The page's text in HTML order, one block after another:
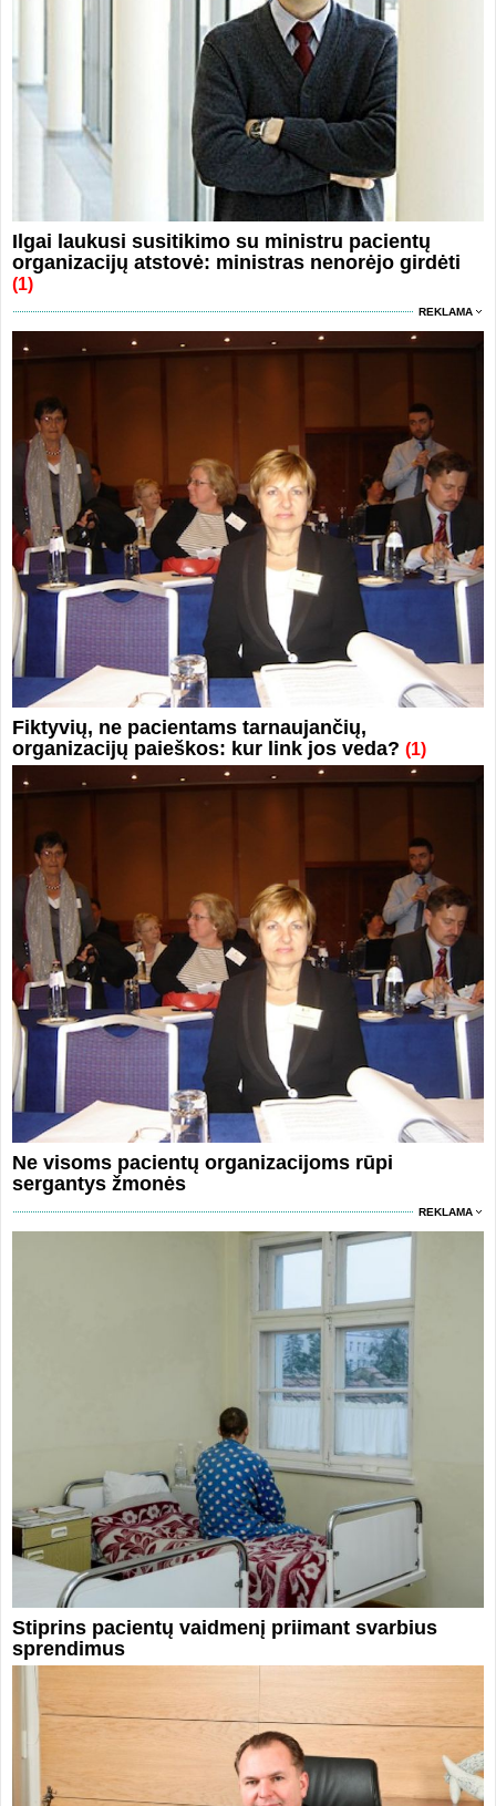
Ilgai laukusi susitikimo su ministru pacientų
organizacijų atstovė: ministras nenorėjo girdėti
(1)
REKLAMA
Fiktyvių, ne pacientams tarnaujančių,
organizacijų paieškos: kur link jos veda? (1)
Ne visoms pacientų organizacijoms rūpi
sergantys žmonės
REKLAMA
Stiprins pacientų vaidmenį priimant svarbius
sprendimus